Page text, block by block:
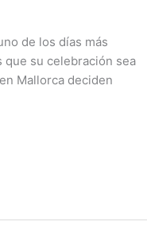
de los días más
que su celebración sea
Mallorca deciden